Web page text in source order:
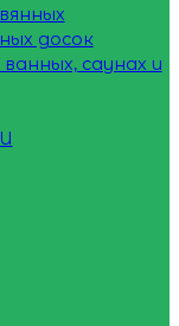
досок
саунах и